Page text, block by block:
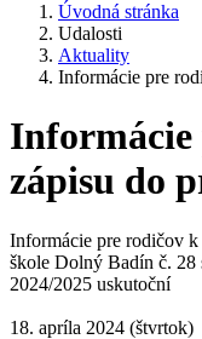
Úvodná stránka
Udalosti
Aktuality
Informácie pre
zápisu do
Informácie pre rodičov
škole Dolný Badín č. 28
2024/2025 uskutoční
18. apríla 2024 (štvrtok)